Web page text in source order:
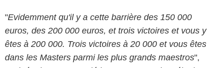
"Evidemment qu'il y a cette barrière des 150 000
euros, des 200 000 euros, et trois victoires et vous y
êtes à 200 000. Trois victoires à 20 000 et vous êtes
dans les Masters parmi les plus grands maestros",